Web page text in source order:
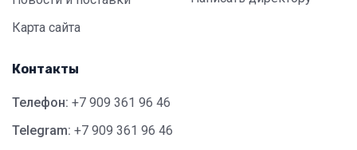
Карта сайта
Контакты
Телефон: +7 909 361 96 46
Telegram: +7 909 361 96 46